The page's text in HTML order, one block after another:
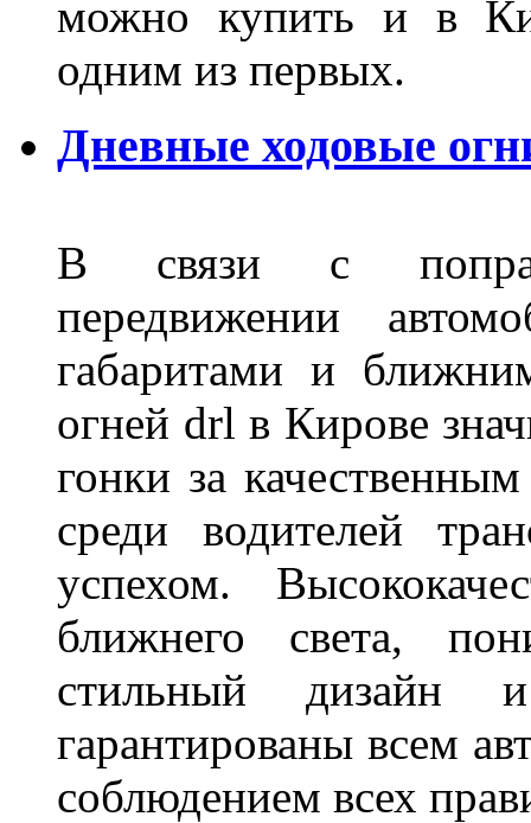
можно купить и в
одним из первых.
Дневные ходовые
В связи с
передвижении
габаритами и
огней drl в Кирове
гонки за
среди водителей
успехом.
ближнего света,
стильный дизайн
гарантированы всем
соблюдением всех